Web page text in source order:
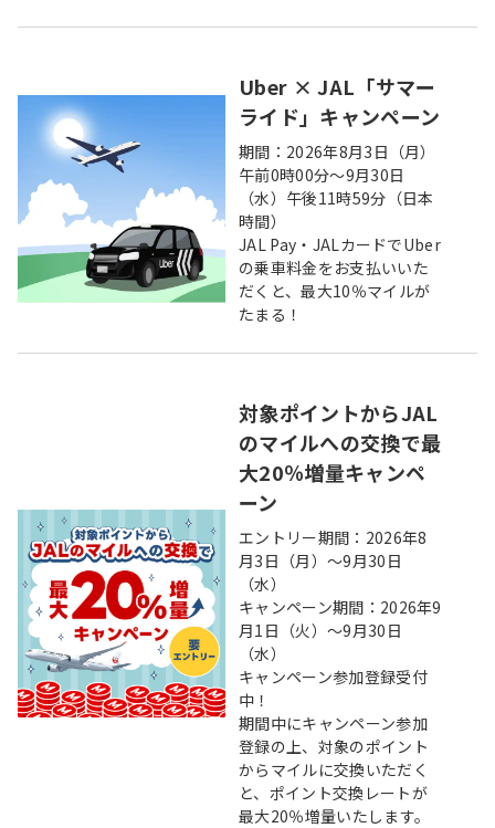
Uber × JAL「サマー
ライド」キャンペーン
期間：2026年8月3日（月）
午前0時00分～9月30日
（水）午後11時59分（日本
時間）
JAL Pay・JALカードでUber
の乗車料金をお支払いいた
だくと、最大10％マイルが
たまる！
対象ポイントからJAL
のマイルへの交換で最
大20％増量キャンペ
ーン
エントリー期間：2026年8
月3日（月）～9月30日
（水）
キャンペーン期間：2026年9
月1日（火）～9月30日
（水）
キャンペーン参加登録受付
中！
期間中にキャンペーン参加
登録の上、対象のポイント
からマイルに交換いただく
と、ポイント交換レートが
最大20％増量いたします。